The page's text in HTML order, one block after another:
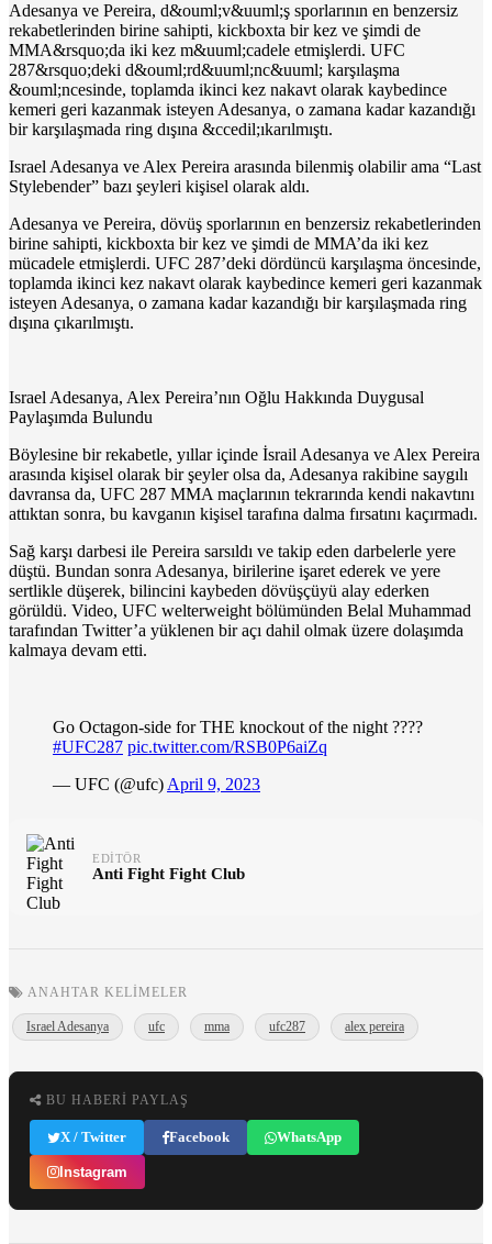
Adesanya ve Pereira, d&ouml;v&uuml;ş sporlarının en benzersiz
rekabetlerinden birine sahipti, kickboxta bir kez ve şimdi de
MMA&rsquo;da iki kez m&uuml;cadele etmişlerdi. UFC
287&rsquo;deki d&ouml;rd&uuml;nc&uuml; karşılaşma
&ouml;ncesinde, toplamda ikinci kez nakavt olarak kaybedince
kemeri geri kazanmak isteyen Adesanya, o zamana kadar kazandığı
bir karşılaşmada ring dışına &ccedil;ıkarılmıştı.
Israel Adesanya ve Alex Pereira arasında bilenmiş olabilir ama “Last
Stylebender” bazı şeyleri kişisel olarak aldı.
Adesanya ve Pereira, dövüş sporlarının en benzersiz rekabetlerinden
birine sahipti, kickboxta bir kez ve şimdi de MMA’da iki kez
mücadele etmişlerdi. UFC 287’deki dördüncü karşılaşma öncesinde,
toplamda ikinci kez nakavt olarak kaybedince kemeri geri kazanmak
isteyen Adesanya, o zamana kadar kazandığı bir karşılaşmada ring
dışına çıkarılmıştı.
Israel Adesanya, Alex Pereira’nın Oğlu Hakkında Duygusal
Paylaşımda Bulundu
Böylesine bir rekabetle, yıllar içinde İsrail Adesanya ve Alex Pereira
arasında kişisel olarak bir şeyler olsa da, Adesanya rakibine saygılı
davransa da, UFC 287 MMA maçlarının tekrarında kendi nakavtını
attıktan sonra, bu kavganın kişisel tarafına dalma fırsatını kaçırmadı.
Sağ karşı darbesi ile Pereira sarsıldı ve takip eden darbelerle yere
düştü. Bundan sonra Adesanya, birilerine işaret ederek ve yere
sertlikle düşerek, bilincini kaybeden dövüşçüyü alay ederken
görüldü. Video, UFC welterweight bölümünden Belal Muhammad
tarafından Twitter’a yüklenen bir açı dahil olmak üzere dolaşımda
kalmaya devam etti.
Go Octagon-side for THE knockout of the night ????
#UFC287 pic.twitter.com/RSB0P6aiZq
— UFC (@ufc) April 9, 2023
EDITÖR
Anti Fight Fight Club
ANAHTAR KELIMELER
Israel Adesanya ufc mma ufc287 alex pereira
BU HABERI PAYLAŞ
X / Twitter Facebook WhatsApp
Instagram